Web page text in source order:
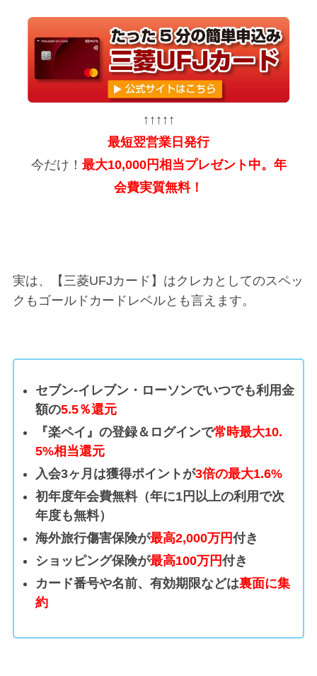
↑↑↑↑↑
最短翌営業日発行
今だけ！ 最大10,000円相当プレゼント中。年
会費実質無料！
実は、【三菱UFJカード】はクレカとしてのスペッ
クもゴールドカードレベルとも言えます。
セブン-イレブン・ローソンでいつでも利用金
額の5.5％還元
『楽ペイ』の登録＆ログインで常時最大10.
5%相当還元
入会3ヶ月は獲得ポイントが3倍の最大1.6%
初年度年会費無料（年に1円以上の利用で次
年度も無料）
海外旅行傷害保険が最高2,000万円付き
ショッピング保険が最高100万円付き
カード番号や名前、有効期限などは裏面に集
約